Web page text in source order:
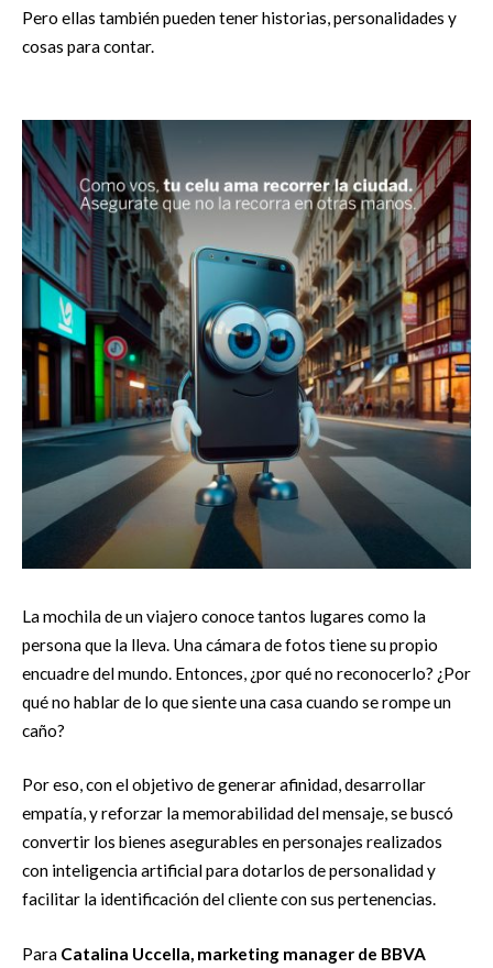
Pero ellas también pueden tener historias, personalidades y
cosas para contar.
La mochila de un viajero conoce tantos lugares como la
persona que la lleva. Una cámara de fotos tiene su propio
encuadre del mundo. Entonces, ¿por qué no reconocerlo? ¿Por
qué no hablar de lo que siente una casa cuando se rompe un
caño?
Por eso, con el objetivo de generar afinidad, desarrollar
empatía, y reforzar la memorabilidad del mensaje, se buscó
convertir los bienes asegurables en personajes realizados
con inteligencia artificial para dotarlos de personalidad y
facilitar la identificación del cliente con sus pertenencias.
Para Catalina Uccella, marketing manager de BBVA